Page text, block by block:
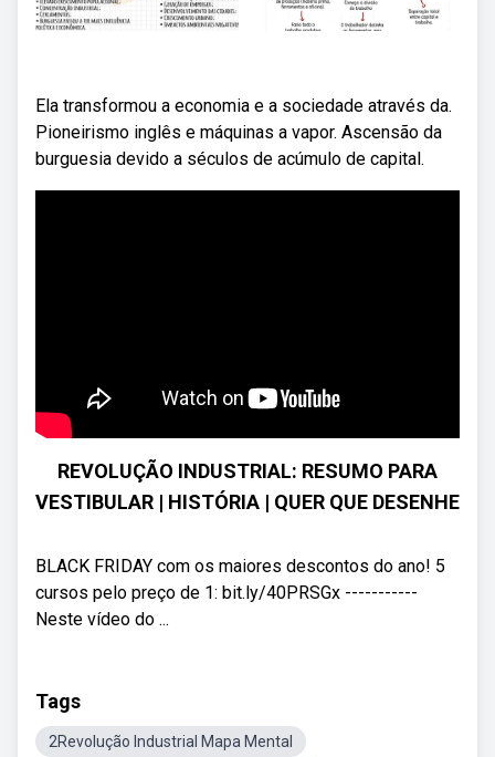
Ela transformou a economia e a sociedade através da.
Pioneirismo inglês e máquinas a vapor. Ascensão da
burguesia devido a séculos de acúmulo de capital.
REVOLUÇÃO INDUSTRIAL: RESUMO PARA
VESTIBULAR | HISTÓRIA | QUER QUE DESENHE
BLACK FRIDAY com os maiores descontos do ano! 5
cursos pelo preço de 1: bit.ly/40PRSGx -----------
Neste vídeo do ...
Tags
2Revolução Industrial Mapa Mental